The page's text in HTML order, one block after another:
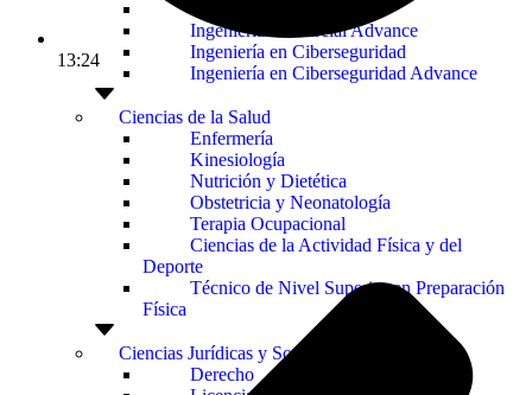
Ingeniería Comercial Advance
Ingeniería en Ciberseguridad
Ingeniería en Ciberseguridad Advance
Ciencias de la Salud
Enfermería
Kinesiología
Nutrición y Dietética
Obstetricia y Neonatología
Terapia Ocupacional
Ciencias de la Actividad Física y del
Deporte
Técnico de Nivel Superior en Preparación
Física
Ciencias Jurídicas y Sociales
Derecho
13:24